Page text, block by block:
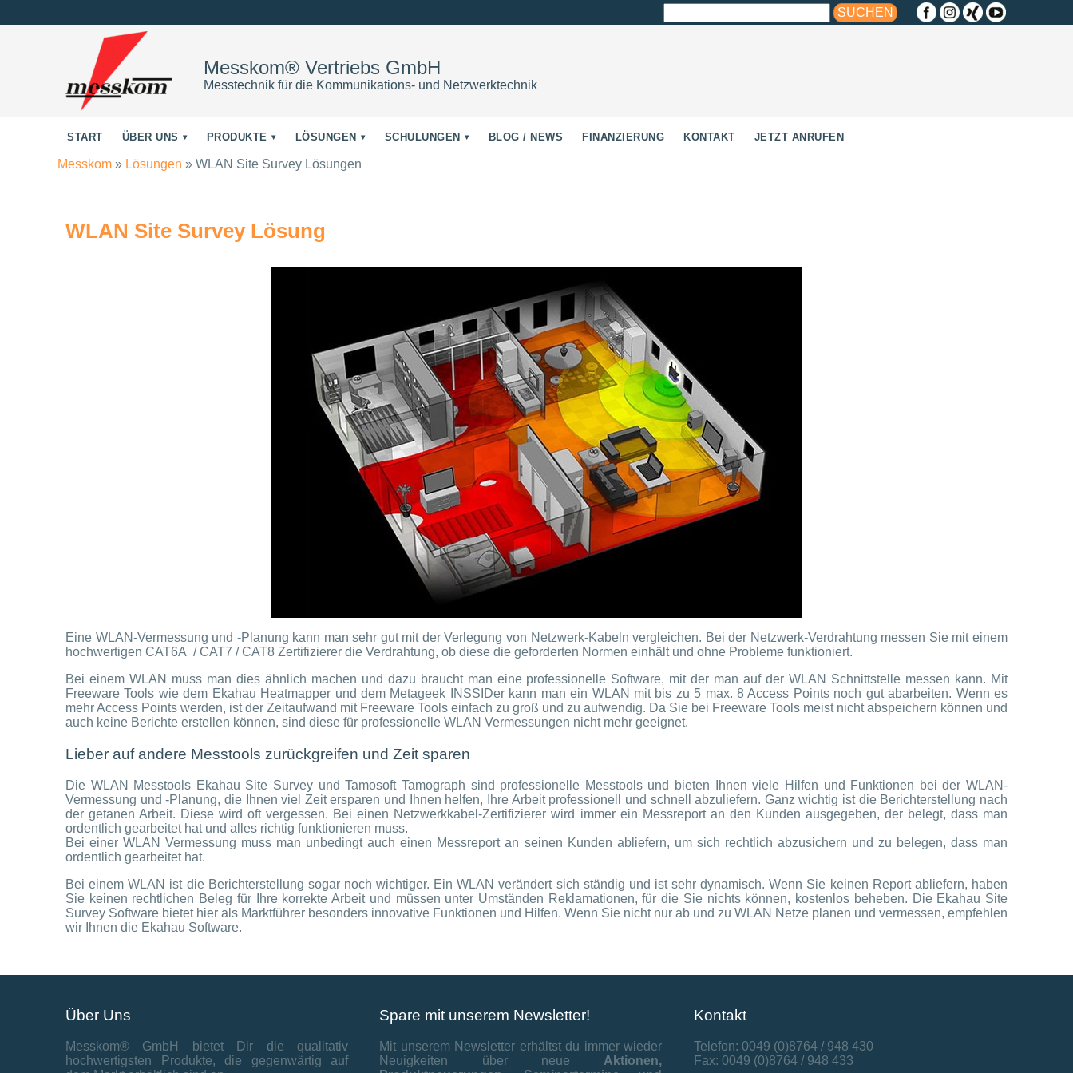
nach:
Messkom® Vertriebs GmbH
Messtechnik für die Kommunikations- und Netzwerktechnik
START ÜBER UNS PRODUKTE LÖSUNGEN SCHULUNGEN BLOG / NEWS FINANZIERUNG KONTAKT JETZT ANRUFEN
Messkom » Lösungen » WLAN Site Survey Lösungen
WLAN Site Survey Lösung
Eine WLAN-Vermessung und -Planung kann man sehr gut mit der Verlegung von Netzwerk-Kabeln vergleichen. Bei der Netzwerk-Verdrahtung messen Sie mit einem
hochwertigen CAT6A / CAT7 / CAT8 Zertifizierer die Verdrahtung, ob diese die geforderten Normen einhält und ohne Probleme funktioniert.
Bei einem WLAN muss man dies ähnlich machen und dazu braucht man eine professionelle Software, mit der man auf der WLAN Schnittstelle messen kann. Mit
Freeware Tools wie dem Ekahau Heatmapper und dem Metageek INSSIDer kann man ein WLAN mit bis zu 5 max. 8 Access Points noch gut abarbeiten. Wenn es
mehr Access Points werden, ist der Zeitaufwand mit Freeware Tools einfach zu groß und zu aufwendig. Da Sie bei Freeware Tools meist nicht abspeichern können und
auch keine Berichte erstellen können, sind diese für professionelle WLAN Vermessungen nicht mehr geeignet.
Lieber auf andere Messtools zurückgreifen und Zeit sparen
Die WLAN Messtools Ekahau Site Survey und Tamosoft Tamograph sind professionelle Messtools und bieten Ihnen viele Hilfen und Funktionen bei der WLAN-
Vermessung und -Planung, die Ihnen viel Zeit ersparen und Ihnen helfen, Ihre Arbeit professionell und schnell abzuliefern. Ganz wichtig ist die Berichterstellung nach
der getanen Arbeit. Diese wird oft vergessen. Bei einen Netzwerkkabel-Zertifizierer wird immer ein Messreport an den Kunden ausgegeben, der belegt, dass man
ordentlich gearbeitet hat und alles richtig funktionieren muss.
Bei einer WLAN Vermessung muss man unbedingt auch einen Messreport an seinen Kunden abliefern, um sich rechtlich abzusichern und zu belegen, dass man
ordentlich gearbeitet hat.
Bei einem WLAN ist die Berichterstellung sogar noch wichtiger. Ein WLAN verändert sich ständig und ist sehr dynamisch. Wenn Sie keinen Report abliefern, haben
Sie keinen rechtlichen Beleg für Ihre korrekte Arbeit und müssen unter Umständen Reklamationen, für die Sie nichts können, kostenlos beheben. Die Ekahau Site
Survey Software bietet hier als Marktführer besonders innovative Funktionen und Hilfen. Wenn Sie nicht nur ab und zu WLAN Netze planen und vermessen, empfehlen
wir Ihnen die Ekahau Software.
Über Uns
Messkom® GmbH bietet Dir die qualitativ
hochwertigsten Produkte, die gegenwärtig auf
Spare mit unserem Newsletter!
Mit unserem Newsletter erhältst du immer wieder
Neuigkeiten über neue Aktionen,
Kontakt
Telefon: 0049 (0)8764 / 948 430
Fax: 0049 (0)8764 / 948 433